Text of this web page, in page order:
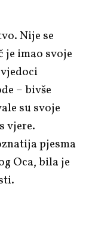
Nije se
je imao svoje
– bivše
su svoje
vjere.
pjesma
Oca, bila je